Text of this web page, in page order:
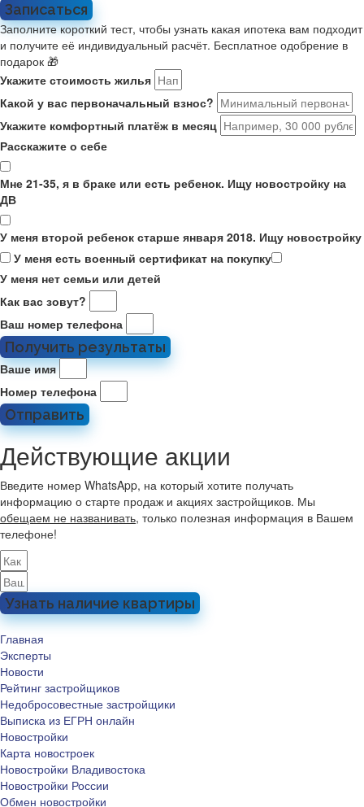
Записаться
Заполните короткий тест, чтобы узнать какая ипотека вам подходит
и получите её индивидуальный расчёт. Бесплатное одобрение в
подарок 🎁
Укажите стоимость жилья
Какой у вас первоначальный взнос?
Укажите комфортный платёж в месяц
Расскажите о себе
Мне 21-35, я в браке или есть ребенок. Ищу новостройку на
ДВ
У меня второй ребенок старше января 2018. Ищу новостройку
У меня есть военный сертификат на покупку
У меня нет семьи или детей
Как вас зовут?
Ваш номер телефона
Получить результаты
Ваше имя
Номер телефона
Отправить
Действующие акции
Введите номер WhatsApp, на который хотите получать
информацию о старте продаж и акциях застройщиков. Мы
обещаем не названивать, только полезная информация в Вашем
телефоне!
Узнать наличие квартиры
Главная
Эксперты
Новости
Рейтинг застройщиков
Недобросовестные застройщики
Выписка из ЕГРН онлайн
Новостройки
Карта новостроек
Новостройки Владивостока
Новостройки России
Обмен новостройки